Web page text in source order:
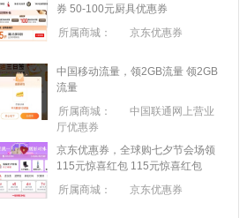
券 50-100元厨具优惠券
所属商城：
京东优惠券
中国移动流量，领2GB流量 领2GB
流量
所属商城：
中国联通网上营业
厅优惠券
京东优惠券，全球购七夕节会场领
115元惊喜红包 115元惊喜红包
所属商城：
京东优惠券